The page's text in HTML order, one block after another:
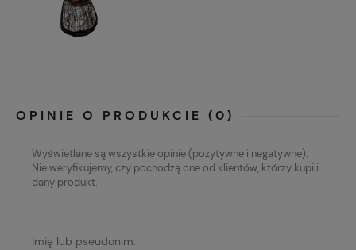
OPINIE O PRODUKCIE (0)
Wyświetlane są wszystkie opinie (pozytywne i negatywne).
Nie weryfikujemy, czy pochodzą one od klientów, którzy kupili
dany produkt.
Imię lub pseudonim: